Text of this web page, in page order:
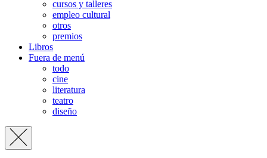
cursos y talleres
empleo cultural
otros
premios
Libros
Fuera de menú
todo
cine
literatura
teatro
diseño